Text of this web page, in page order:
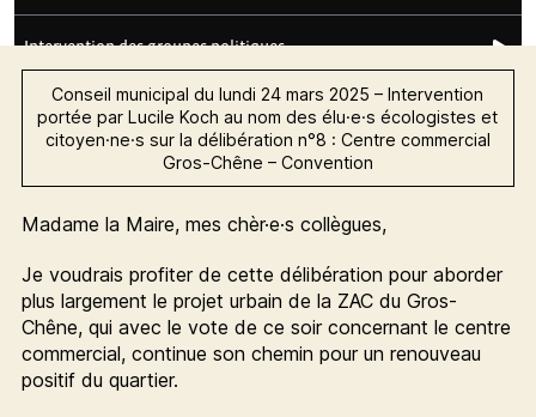
Conseil municipal du lundi 24 mars 2025 – Intervention
portée par Lucile Koch au nom des élu·e·s écologistes et
citoyen·ne·s sur la délibération n°8 : Centre commercial
Gros-Chêne – Convention
Madame la Maire, mes chèr·e·s collègues,
Je voudrais profiter de cette délibération pour aborder
plus largement le projet urbain de la ZAC du Gros-
Chêne, qui avec le vote de ce soir concernant le centre
commercial, continue son chemin pour un renouveau
positif du quartier.